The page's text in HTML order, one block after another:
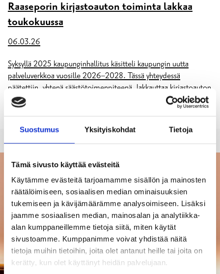
Suostumus Yksityiskohdat Tietoja
Tämä sivusto käyttää evästeitä
Käytämme evästeitä tarjoamamme sisällön ja mainosten
räätälöimiseen, sosiaalisen median ominaisuuksien
tukemiseen ja kävijämäärämme analysoimiseen. Lisäksi
jaamme sosiaalisen median, mainosalan ja analytiikka-
alan kumppaneillemme tietoja siitä, miten käytät
sivustoamme. Kumppanimme voivat yhdistää näitä
tietoja muihin tietoihin, joita olet antanut heille tai joita on
kerätty, kun olet käyttänyt heidän palvelujaan.
Raaseporin kirjastoauton toiminta lakkaa
toukokuussa
06.03.26
Syksyllä 2025 kaupunginhallitus käsitteli kaupungin uutta
palveluverkkoa vuosille 2026–2028. Tässä yhteydessä
päätettiin, yhtenä säästötoimenpiteenä, lakkauttaa kirjastoauton
toiminta 31.7.2026 mennessä.
Kirjastoauton viimeinen reitti kulkee 20.5.2026.